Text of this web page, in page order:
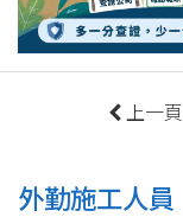
上一頁
外勤施工人員